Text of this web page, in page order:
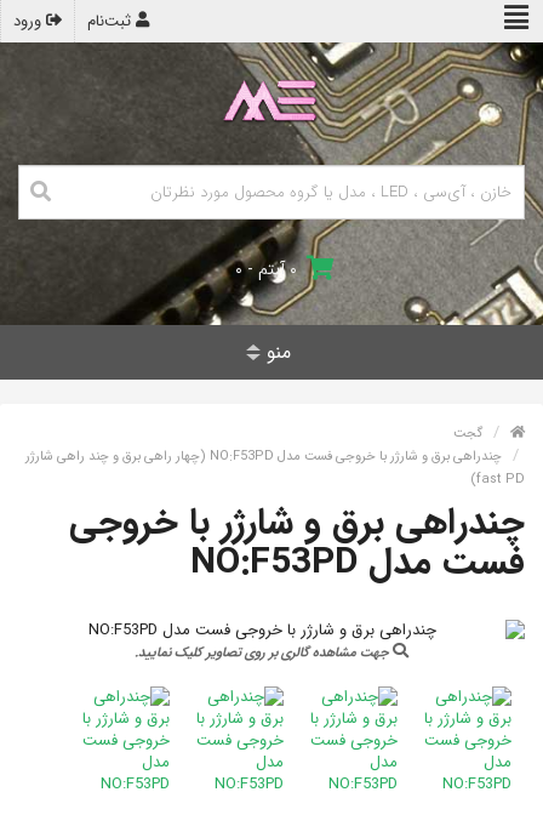
ورود ثبت‌نام
۰ آیتم - ۰
منو
گجت
چندراهی برق و شارژر با خروجی فست مدل NO:F53PD (چهار راهی برق و چند راهی شارژر
fast PD)
چندراهی برق و شارژر با خروجی
فست مدل NO:F53PD
جهت مشاهده گالری بر روی تصاویر کلیک نمایید.